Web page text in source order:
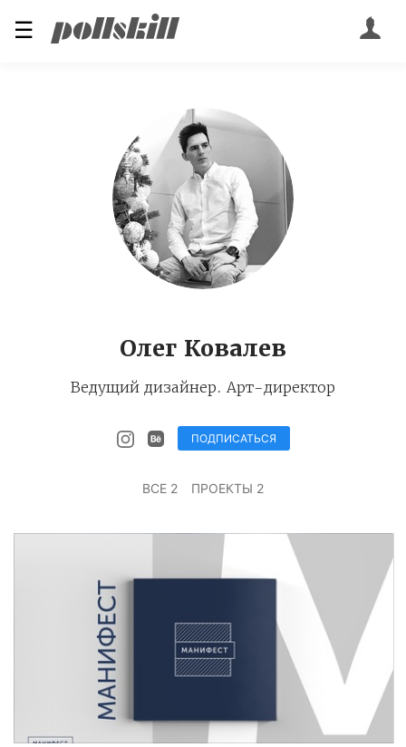
☰
Олег Ковалев
Ведущий дизайнер. Арт-директор
ПОДПИСАТЬСЯ
ВСЕ 2 ПРОЕКТЫ 2